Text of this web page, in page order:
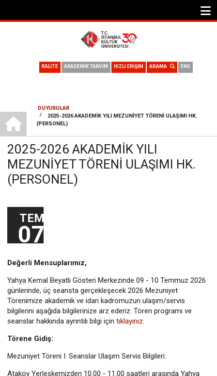
ENG
ARAMA
HIZLI ERİŞİM
AKADEMİK TAKVİM
KALİTE
SAYFA
YOLU
DUYURULAR
/
2025-2026 AKADEMIK YILI MEZUNIYET TÖRENI ULAŞIMI HK.
(PERSONEL)
2025-2026 AKADEMIK YILI
MEZUNIYET TÖRENI ULAŞIMI HK.
(PERSONEL)
TEM
07
Değerli Mensuplarımız,
Yahya Kemal Beyatlı Gösteri Merkezinde 09 - 10 Temmuz 2026
günlerinde, üç seansta gerçekleşecek 2026 Mezuniyet
Törenimize akademik ve idari kadromuzun ulaşım/servis
bilgilerini aşağıda bilgilerinize arz ederiz. Tören programı ve
seanslar hakkında ayrıntılı bilgi için tıklayınız.
Törene Gidiş:
Mezuniyet Töreni I. Seanslar Ulaşım Servis Bilgileri:
Ataköy Yerleşkemizden 10.00 - 11.00 saatleri arasında Yahya